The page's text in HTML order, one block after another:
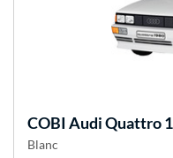
COBI Audi Quattro
Blanc